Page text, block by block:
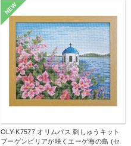
NEW
OLY-K7577 オリムパス 刺しゅうキット
ブーゲンビリアが咲くエーゲ海の島 (セ